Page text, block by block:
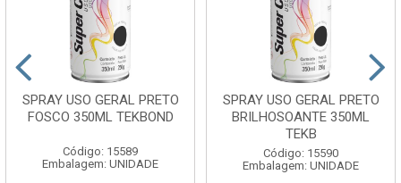
SPRAY USO GERAL PRETO
FOSCO 350ML TEKBOND
Código: 15589
Embalagem: UNIDADE
SPRAY USO GERAL PRETO
BRILHOSOANTE 350ML
TEKB
Código: 15590
Embalagem: UNIDADE